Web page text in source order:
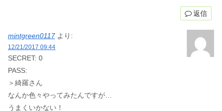
返信
mintgreen0117 より:
12/21/2017 09:44
SECRET: 0
PASS:
＞綺羅さん
なんか色々やってみたんですが…
うまくいかない！